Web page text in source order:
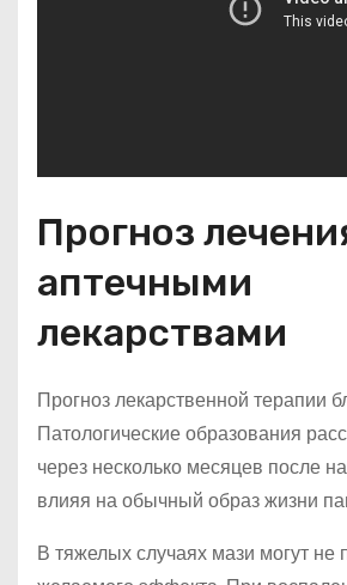
Прогноз
аптечными
лекарствами
Прогноз лекарственной терапии
Патологические образования
через несколько месяцев после
влияя на обычный образ жизни
В тяжелых случаях мази могут не